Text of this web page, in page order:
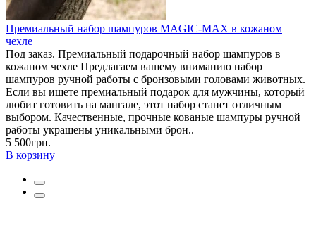
Премиальный набор шампуров MAGIC-MAX в кожаном
чехле
Под заказ. Премиальный подарочный набор шампуров в
кожаном чехле Предлагаем вашему вниманию набор
шампуров ручной работы с бронзовыми головами животных.
Если вы ищете премиальный подарок для мужчины, который
любит готовить на мангале, этот набор станет отличным
выбором. Качественные, прочные кованые шампуры ручной
работы украшены уникальными брон..
5 500грн.
В корзину